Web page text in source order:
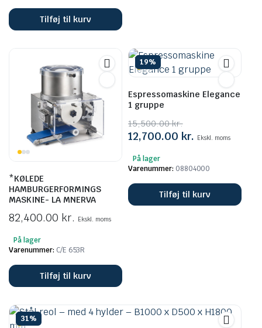
Tilføj til kurv
*KØLEDE
HAMBURGERFORMINGS
MASKINE- LA MNERVA
82,400.00 kr. Ekskl. moms
På lager
Varenummer: C/E 653R
Tilføj til kurv
19%
Espressomaskine Elegance
1 gruppe
15,500.00kr.
Den
pris
15,500.00 kr..
12,700.00 kr.Den
pris
12,700.00 kr..
Ekskl. moms
På lager
Varenummer: 08804000
Tilføj til kurv
31%